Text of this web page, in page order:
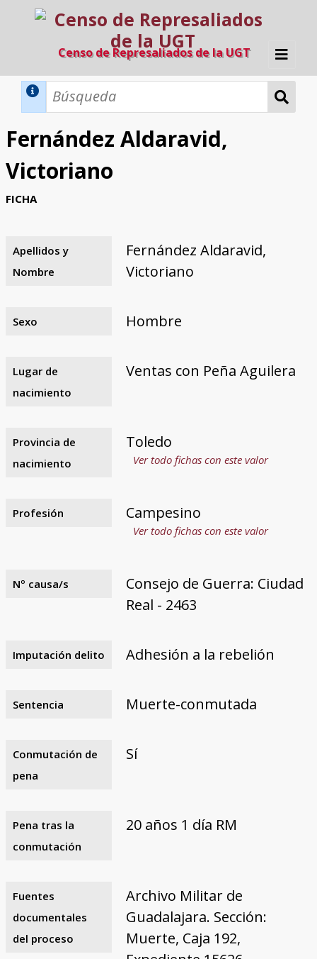
Censo de Represaliados de la UGT
Inicio
Fernández Aldaravid,
Victoriano
FICHA
Apellidos y
Nombre
Fernández Aldaravid,
Victoriano
Sexo Hombre
Lugar de
nacimiento
Ventas con Peña Aguilera
Provincia de
nacimiento
Toledo
Ver todo fichas con este valor
Profesión Campesino
Ver todo fichas con este valor
Nº causa/s
Consejo de Guerra: Ciudad
Real - 2463
Imputación delito Adhesión a la rebelión
Sentencia Muerte-conmutada
Conmutación de
pena
Sí
Pena tras la
conmutación
20 años 1 día RM
Fuentes
documentales
del proceso
Archivo Militar de
Guadalajara. Sección:
Muerte, Caja 192,